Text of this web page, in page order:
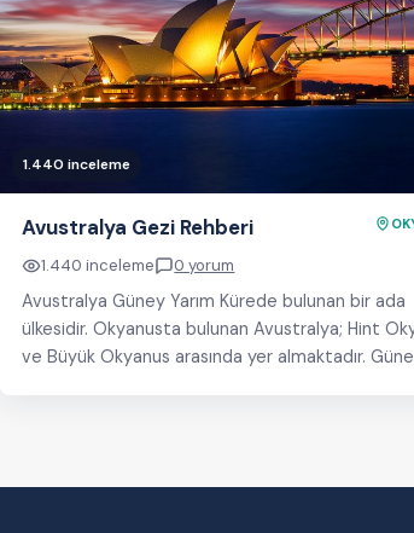
1.440 inceleme
Avustralya Gezi Rehberi
1.440 inceleme 0 yorum
Avustralya Güney Yarım Kürede bulunan bir ada
ülkesidir. Okyanusta bulunan Avustralya; Hint
ve Büyük Okyanus arasında yer almaktadır.